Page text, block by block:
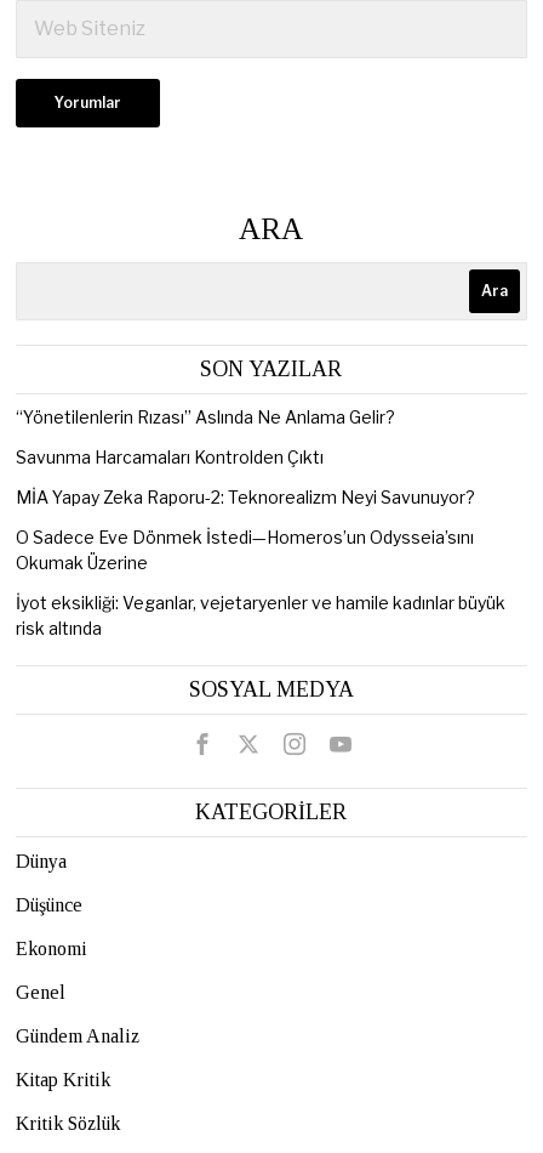
ARA
Ara
SON YAZILAR
“Yönetilenlerin Rızası” Aslında Ne Anlama Gelir?
Savunma Harcamaları Kontrolden Çıktı
MİA Yapay Zeka Raporu-2: Teknorealizm Neyi Savunuyor?
O Sadece Eve Dönmek İstedi—Homeros’un Odysseia’sını
Okumak Üzerine
İyot eksikliği: Veganlar, vejetaryenler ve hamile kadınlar büyük
risk altında
SOSYAL MEDYA
KATEGORİLER
Dünya
Düşünce
Ekonomi
Genel
Gündem Analiz
Kitap Kritik
Kritik Sözlük